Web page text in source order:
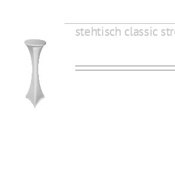
stehtisch classic